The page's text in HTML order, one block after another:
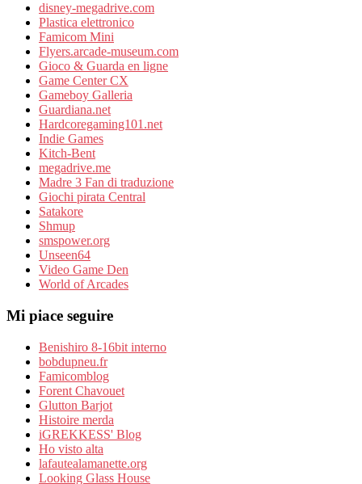
disney-megadrive.com
Plastica elettronico
Famicom Mini
Flyers.arcade-museum.com
Gioco & Guarda en ligne
Game Center CX
Gameboy Galleria
Guardiana.net
Hardcoregaming101.net
Indie Games
Kitch-Bent
megadrive.me
Madre 3 Fan di traduzione
Giochi pirata Central
Satakore
Shmup
smspower.org
Unseen64
Video Game Den
World of Arcades
Mi piace seguire
Benishiro 8-16bit interno
bobdupneu.fr
Famicomblog
Forent Chavouet
Glutton Barjot
Histoire merda
iGREKKESS' Blog
Ho visto alta
lafautealamanette.org
Looking Glass House